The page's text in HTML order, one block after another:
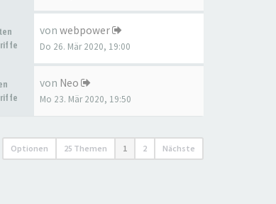
von webpower
Do 26. Mär 2020, 19:00
von Neo
Mo 23. Mär 2020, 19:50
Optionen 25 Themen 1 2 Nächste